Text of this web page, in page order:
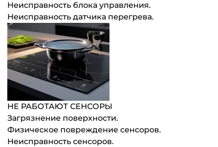
Неисправность блока управления.
Неисправность датчика перегрева.
НЕ РАБОТАЮТ СЕНСОРЫ
Загрязнение поверхности.
Физическое повреждение сенсоров.
Неисправность сенсоров.